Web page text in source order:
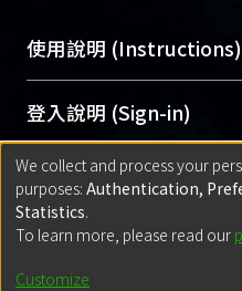
用逐年攀升。同時可加
Archive）平台。 （點選
含部分內容的版權非
助與合作完成，請確
意提供此授權。
Please represent
original work, and
grant the rights to
若欲上傳已出版的全
policy finder
網站查
使用說明 (Instructions)
網站簡介(Quickstart
使用手冊(Instruction
線上預約服務
登入說明 (Sign-in)
方案一：臺灣大學計
(With C&INC Email
方案二：ORCID帳號
匯入著作 (Submission)
方案一：定期更新
for identifier (ORCID))
Built withDSpace-CRIS software
We collect and process your
purposes: Authentication,
Statistics.
To learn more, please read our
Customize